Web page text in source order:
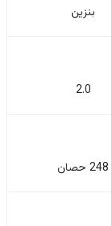
بنزين
2.0
248 حصان